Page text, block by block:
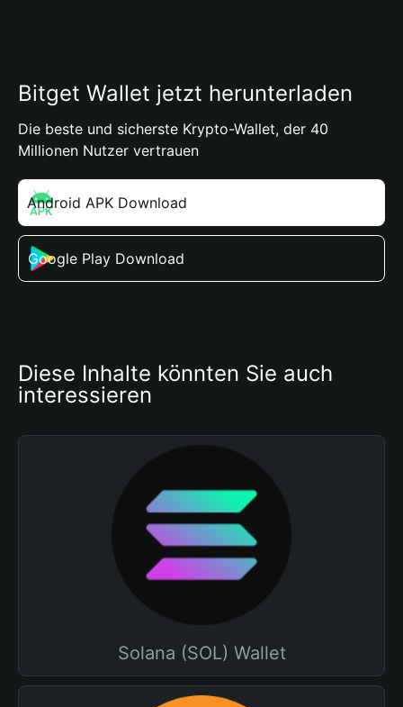
Bitget Wallet jetzt herunterladen
Die beste und sicherste Krypto-Wallet, der 40
Millionen Nutzer vertrauen
Android APK Download
Google Play Download
Diese Inhalte könnten Sie auch
interessieren
Solana (SOL) Wallet